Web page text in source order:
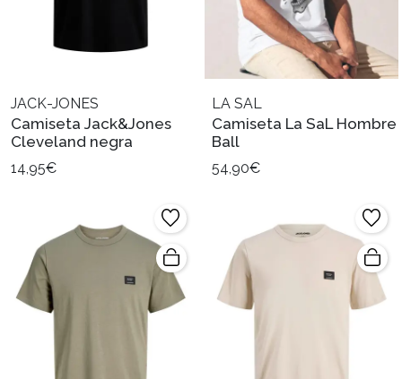
JACK-JONES
Camiseta Jack&Jones
Cleveland negra
14,95€
LA SAL
Camiseta La SaL Hombre
Ball
54,90€